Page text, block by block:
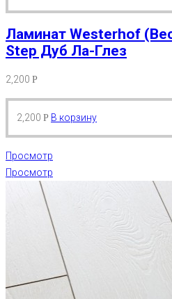
Ламинат Westerhof
Step Дуб Ла-Глез
2,200 Р
2,200 Р В корзину
Просмотр
Просмотр